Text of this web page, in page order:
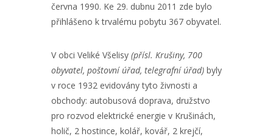
června 1990. Ke 29. dubnu 2011 zde bylo
přihlášeno k trvalému pobytu 367 obyvatel.
V obci Veliké Všelisy (přísl. Krušiny, 700
obyvatel, poštovní úřad, telegrafní úřad) byly
v roce 1932 evidovány tyto živnosti a
obchody: autobusová doprava, družstvo
pro rozvod elektrické energie v Krušinách,
holič, 2 hostince, kolář, kovář, 2 krejčí,